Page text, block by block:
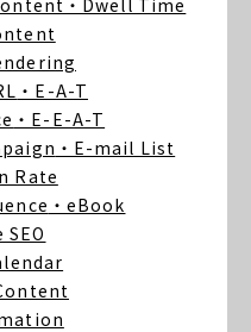
・Dwell Time
・E-A-T
・E-E-A-T
・E-mail List
Rate
・eBook